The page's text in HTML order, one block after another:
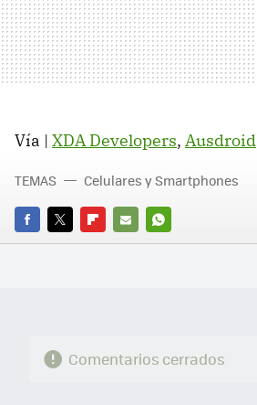
Vía | XDA Developers, Ausdroid
FACEBOOK
TWITTERFLIPBOARD
E-
WHATSAPP
TEMAS Celulares y Smartphones
Comentarios cerrados